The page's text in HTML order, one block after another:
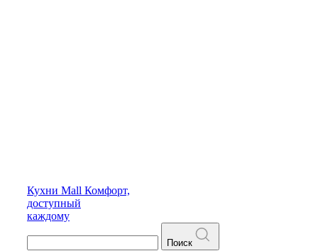
Кухни Mall Комфорт,
доступный
каждому
Поиск